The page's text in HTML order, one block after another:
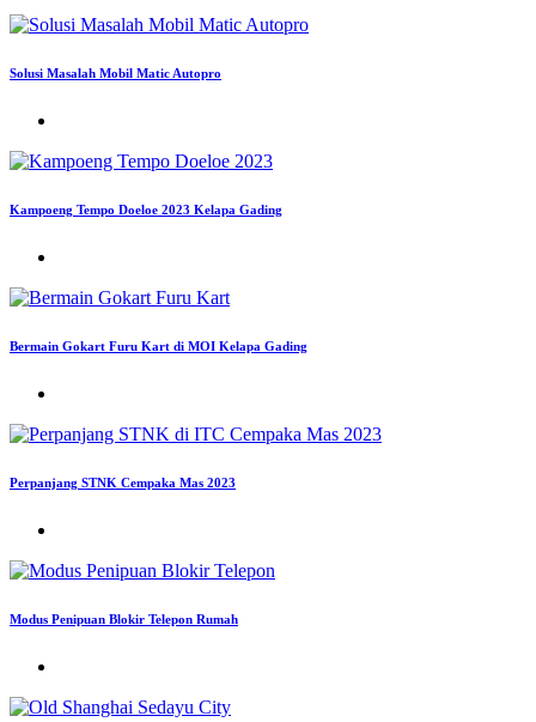
Solusi Masalah Mobil Matic Autopro
Kampoeng Tempo Doeloe 2023 Kelapa Gading
Bermain Gokart Furu Kart di MOI Kelapa Gading
Perpanjang STNK Cempaka Mas 2023
Modus Penipuan Blokir Telepon Rumah